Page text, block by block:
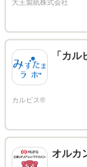
「カ
オルカ